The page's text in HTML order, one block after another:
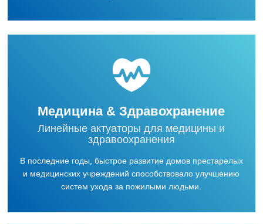
Медицина & Здравохранение
Линейные актуаторы для медицины и
здравоохранения
В последние годы, быстрое развитие домов престарелых
и медицинских учреждений способствовало улучшению
систем ухода за пожилыми людьми.